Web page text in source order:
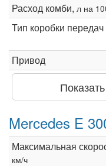
Расход комби, л на
Тип коробки передач
Привод
Mercedes E
Максимальная
км/ч